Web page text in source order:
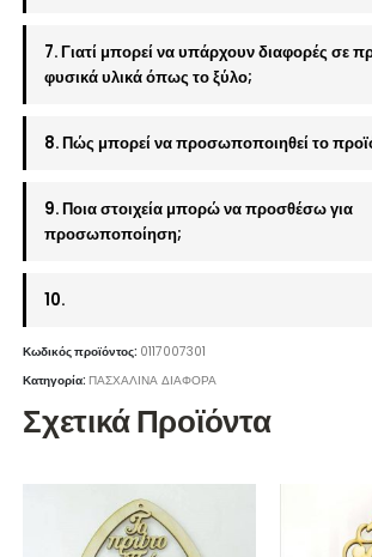
7. Γιατί μπορεί να υπάρχουν διαφορές σε
φυσικά υλικά όπως το ξύλο;
8. Πώς μπορεί να προσωποποιηθεί το
9. Ποια στοιχεία μπορώ να προσθέσω για
προσωποποίηση;
10.
Κωδικός προϊόντος: 0117007301
Κατηγορία:ΠΑΣΧΑΛΙΝΑ ΔΙΑΦΟΡΑ
Σχετικά Προϊόντα